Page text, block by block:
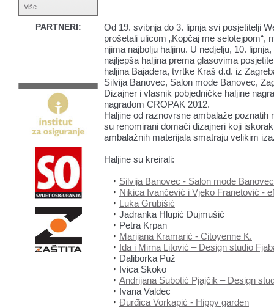
Od 19. svibnja do 3. lipnja svi posjetitelji
prošetali ulicom „Kopčaj me selotejpom“,
njima najbolju haljinu. U nedjelju, 10.
najljepša haljina prema glasovima
haljina Bajadera, tvrtke Kraš d.d. iz
Silvija Banovec, Salon mode Banovec,
Dizajner i vlasnik pobjedničke haljine
nagradom CROPAK 2012.
Haljine od raznovrsne ambalaže poznatih
su renomirani domaći dizajneri koji
ambalažnih materijala smatraju velikim
Haljine su kreirali:
Silvija Banovec - Salon mode Banovec
Nikica Ivančević i Vjeko Franetović -
Luka Grubišić
Jadranka Hlupić Dujmušić
Petra Krpan
Marijana Kramarić - Citoyenne K.
Ida i Mirna Litović – Design studio
Daliborka Puž
Ivica Skoko
Andrijana Subotić Pjajčik – Design
Ivana Valdec
Đurđica Vorkapić - Hippy garden
Više...
PARTNERI: